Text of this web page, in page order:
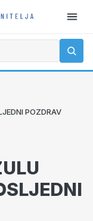
POZDRAV